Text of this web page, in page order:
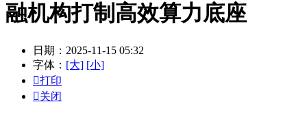
融机构打制高效算力底座
日期：2025-11-15 05:32
字体： [大] [小]
打印
关闭